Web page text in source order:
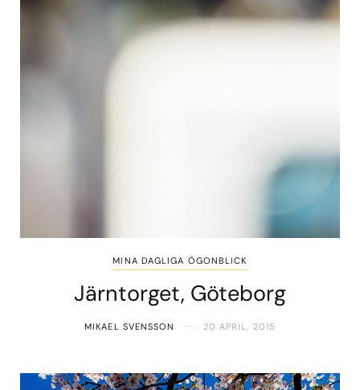
MINA DAGLIGA ÖGONBLICK
Järntorget, Göteborg
MIKAEL SVENSSON 20 APRIL, 2015